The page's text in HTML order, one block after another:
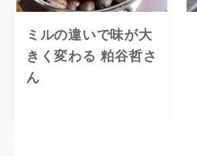
ミルの違いで味が大
きく変わる 粕谷哲さ
ん